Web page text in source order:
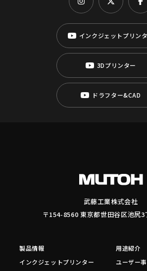
インクジェットプリン
3Dプリンター
ドラフター&CAD
武藤工業株式会社
〒154-8560 東京都世田谷区池尻3
製品情報
インクジェットプリンター
用途紹介
ユーザー